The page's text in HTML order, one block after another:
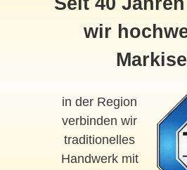
wir
in der Region
verbinden wir
traditionelles
Handwerk mit